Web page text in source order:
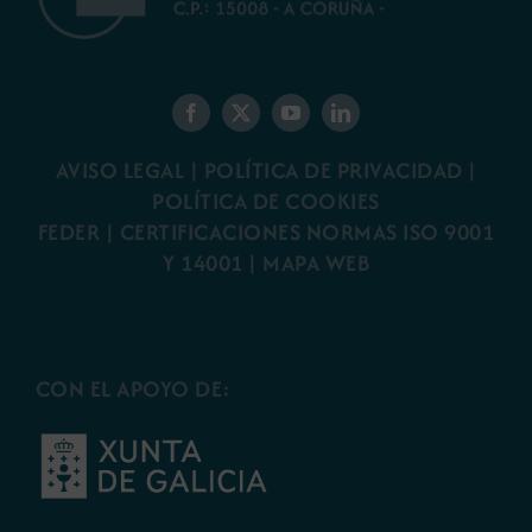
AVISO LEGAL | POLÍTICA DE PRIVACIDAD |
POLÍTICA DE COOKIES
FEDER | CERTIFICACIONES NORMAS ISO 9001
Y 14001 | MAPA WEB
CON EL APOYO DE: